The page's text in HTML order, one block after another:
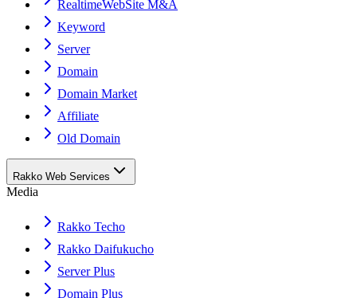
RealtimeWebSite M&A
Keyword
Server
Domain
Domain Market
Affiliate
Old Domain
Rakko Web Services
Media
Rakko Techo
Rakko Daifukucho
Server Plus
Domain Plus